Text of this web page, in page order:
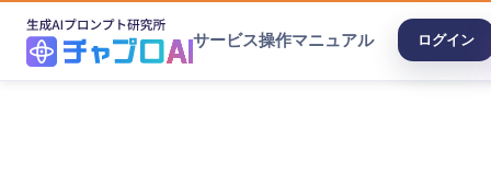
サービス操作マニュアル ログイン